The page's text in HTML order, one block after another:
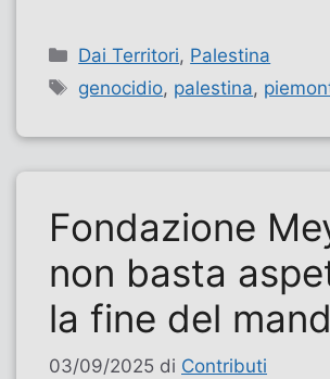
Categorie
Dai Territori, Palestina
Tag
genocidio, palestina,
Fondazione
non basta
la fine del
03/09/2025 di Contributi